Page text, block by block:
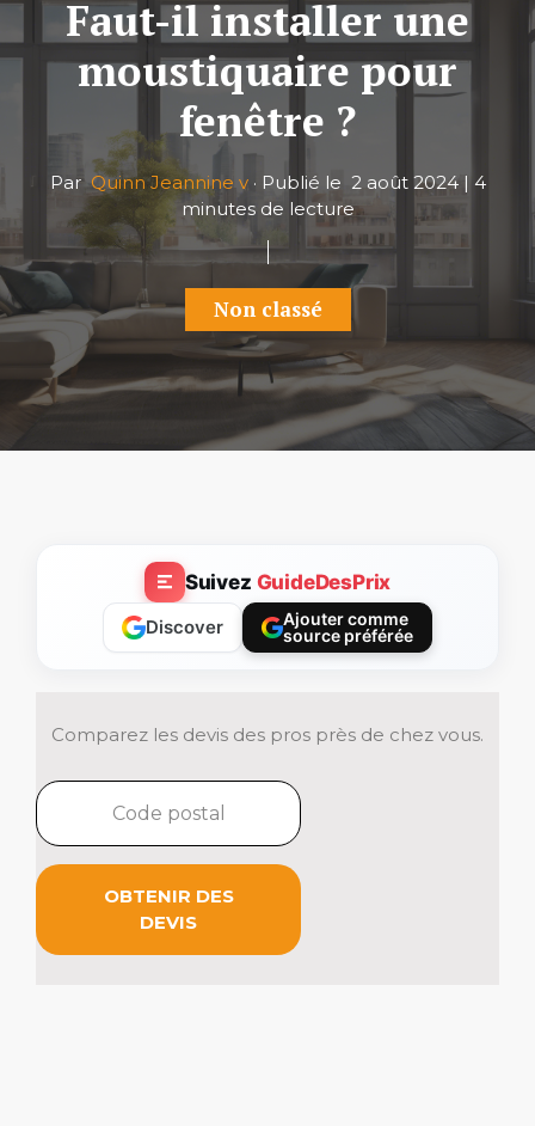
Faut-il installer une
moustiquaire pour
fenêtre ?
ParQuinn Jeannine v · Publié le 2 août 2024 | 4
minutes de lecture
Non classé
Suivez GuideDesPrix
Discover
Ajouter comme
source préférée
Comparez les devis des pros près de chez vous.
OBTENIR DES
DEVIS